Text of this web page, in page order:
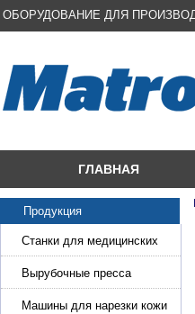
ОБОРУДОВАНИЕ ДЛЯ
ГЛАВНАЯ
Продукция
Станки для медицинских
масок
Вырубочные пресса
Машины для нарезки кожи